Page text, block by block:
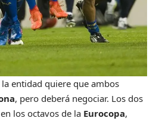
la entidad quiere que ambos
, pero deberá negociar. Los dos
los octavos de la Eurocopa,